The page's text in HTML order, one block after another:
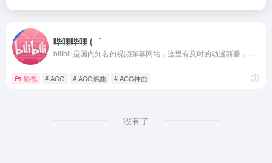
哔哩哔哩 (゜
影视 # ACG # ACG燃曲 # ACG神曲
没有了